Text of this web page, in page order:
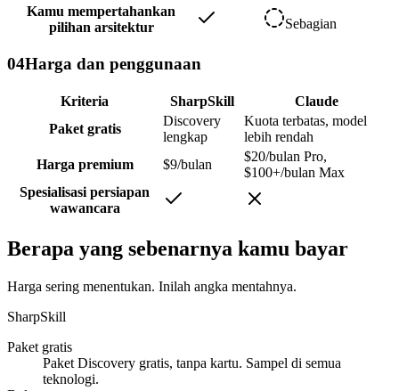
Kamu mempertahankan
pilihan arsitektur
Sebagian
04Harga dan penggunaan
Kriteria SharpSkill
Claude
Paket gratis
Discovery
lengkap
Kuota terbatas, model
lebih rendah
Harga premium
$9/bulan
$20/bulan Pro,
$100+/bulan Max
Spesialisasi persiapan
wawancara
Berapa yang sebenarnya kamu bayar
Harga sering menentukan. Inilah angka mentahnya.
SharpSkill
Paket gratis
Paket Discovery gratis, tanpa kartu. Sampel di semua
teknologi.